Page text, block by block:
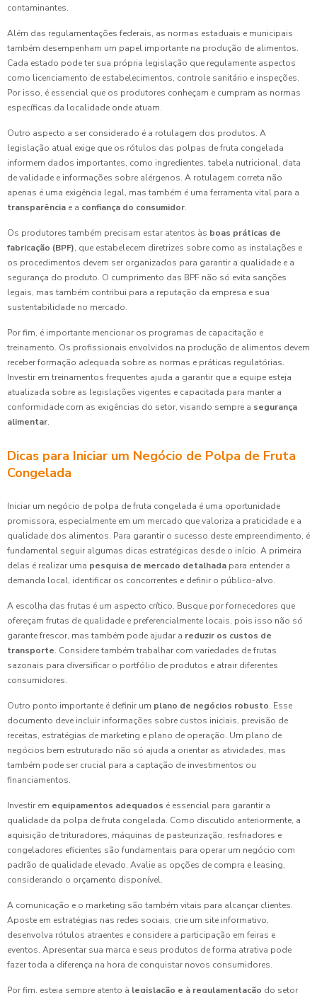
contaminantes.
Além das regulamentações federais, as normas estaduais e municipais
também desempenham um papel importante na produção de alimentos.
Cada estado pode ter sua própria legislação que regulamente aspectos
como licenciamento de estabelecimentos, controle sanitário e inspeções.
Por isso, é essencial que os produtores conheçam e cumpram as normas
específicas da localidade onde atuam.
Outro aspecto a ser considerado é a rotulagem dos produtos. A
legislação atual exige que os rótulos das polpas de fruta congelada
informem dados importantes, como ingredientes, tabela nutricional, data
de validade e informações sobre alérgenos. A rotulagem correta não
apenas é uma exigência legal, mas também é uma ferramenta vital para a
transparência e a confiança do consumidor.
Os produtores também precisam estar atentos às boas práticas de
fabricação (BPF), que estabelecem diretrizes sobre como as instalações e
os procedimentos devem ser organizados para garantir a qualidade e a
segurança do produto. O cumprimento das BPF não só evita sanções
legais, mas também contribui para a reputação da empresa e sua
sustentabilidade no mercado.
Por fim, é importante mencionar os programas de capacitação e
treinamento. Os profissionais envolvidos na produção de alimentos devem
receber formação adequada sobre as normas e práticas regulatórias.
Investir em treinamentos frequentes ajuda a garantir que a equipe esteja
atualizada sobre as legislações vigentes e capacitada para manter a
conformidade com as exigências do setor, visando sempre a segurança
alimentar.
Dicas para Iniciar um Negócio de Polpa de Fruta
Congelada
Iniciar um negócio de polpa de fruta congelada é uma oportunidade
promissora, especialmente em um mercado que valoriza a praticidade e a
qualidade dos alimentos. Para garantir o sucesso deste empreendimento, é
fundamental seguir algumas dicas estratégicas desde o início. A primeira
delas é realizar uma pesquisa de mercado detalhada para entender a
demanda local, identificar os concorrentes e definir o público-alvo.
A escolha das frutas é um aspecto crítico. Busque por fornecedores que
ofereçam frutas de qualidade e preferencialmente locais, pois isso não só
garante frescor, mas também pode ajudar a reduzir os custos de
transporte. Considere também trabalhar com variedades de frutas
sazonais para diversificar o portfólio de produtos e atrair diferentes
consumidores.
Outro ponto importante é definir um plano de negócios robusto. Esse
documento deve incluir informações sobre custos iniciais, previsão de
receitas, estratégias de marketing e plano de operação. Um plano de
negócios bem estruturado não só ajuda a orientar as atividades, mas
também pode ser crucial para a captação de investimentos ou
financiamentos.
Investir em equipamentos adequados é essencial para garantir a
qualidade da polpa de fruta congelada. Como discutido anteriormente, a
aquisição de trituradores, máquinas de pasteurização, resfriadores e
congeladores eficientes são fundamentais para operar um negócio com
padrão de qualidade elevado. Avalie as opções de compra e leasing,
considerando o orçamento disponível.
A comunicação e o marketing são também vitais para alcançar clientes.
Aposte em estratégias nas redes sociais, crie um site informativo,
desenvolva rótulos atraentes e considere a participação em feiras e
eventos. Apresentar sua marca e seus produtos de forma atrativa pode
fazer toda a diferença na hora de conquistar novos consumidores.
Por fim, esteja sempre atento à legislação e à regulamentação do setor